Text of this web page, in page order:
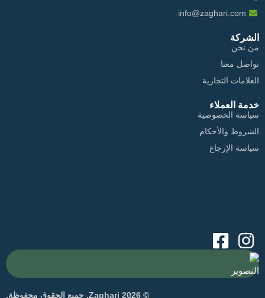
info@zaghari.com
الشركة
من نحن
تواصل معنا
العلامات التجارية
خدمة العملاء
سياسة الخصوصية
الشروط والأحكام
سياسة الإرجاع
التصوير
© 2026 Zaghari. جميع الحقوق محفوظة.